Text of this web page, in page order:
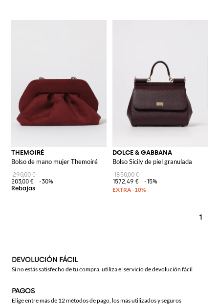
THEMOIRÈ
Bolso de mano mujer Themoiré
290,00 €
203,00 €
-30%
DOLCE & GABBANA
Bolso Sicily de piel granulada
1850,00 €
1572,49 €
-15%
1
DEVOLUCIÓN FÁCIL
Si no estás satisfecho de tu compra, utiliza el servicio de devolución fácil
PAGOS
Elige entre más de 12 métodos de pago, los más utilizados y seguros